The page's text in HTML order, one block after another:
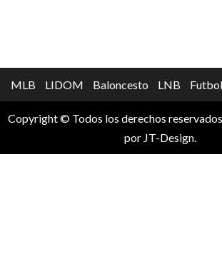
MLB LIDOM Baloncesto LNB Futbol
Copyright © Todos los derechos
por JT-Design.